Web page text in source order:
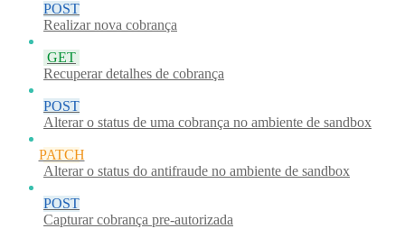
POST
Realizar nova cobrança
GET
Recuperar detalhes de cobrança
POST
Alterar o status de uma cobrança no ambiente de sandbox
PATCH
Alterar o status do antifraude no ambiente de sandbox
POST
Capturar cobrança pre-autorizada